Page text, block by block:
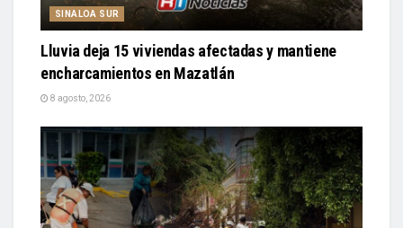
SINALOA SUR
Lluvia deja 15 viviendas afectadas y mantiene
encharcamientos en Mazatlán
8 agosto, 2026